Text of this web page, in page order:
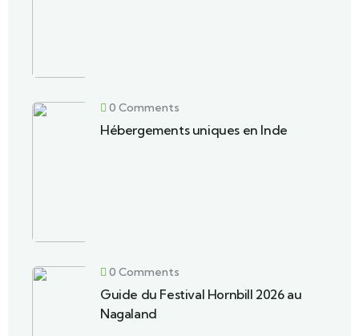
0 Comments
Hébergements uniques en Inde
0 Comments
Guide du Festival Hornbill 2026 au
Nagaland